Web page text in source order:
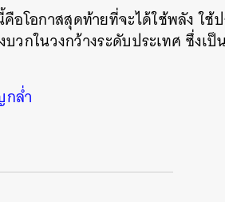
อโอกาสสุดท้ายที่จะได้ใช้พลัง ใช้
วกในวงกว้างระดับประเทศ ซึ่งเ
ล่ำ
LINE EMAIL